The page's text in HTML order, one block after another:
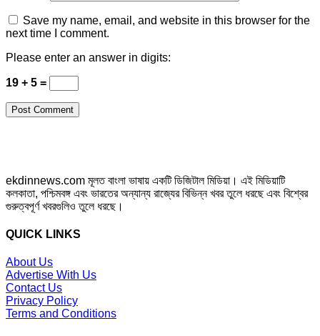
Save my name, email, and website in this browser for the
next time I comment.
Please enter an answer in digits:
19 + 5 =
ekdinnews.com মূলত বাংলা ভাষায় একটি ডিজিটাল মিডিয়া। এই মিডিয়াটি
কলকাতা, পশ্চিমবঙ্গ এবং ভারতের অন্যান্য রাজ্যের বিভিন্ন খবর তুলে ধরছে এবং বিশ্বের
গুরুত্বপূর্ণ খবরগুলিও তুলে ধরছে।
QUICK LINKS
About Us
Advertise With Us
Contact Us
Privacy Policy
Terms and Conditions